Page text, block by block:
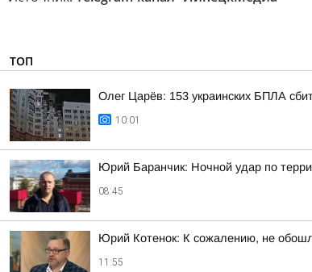
ТОП
Олег Царёв: 153 украинских БПЛА
10:01
Юрий Баранчик: Ночной удар по
08:45
Юрий Котенок: К сожалению, не
11:55